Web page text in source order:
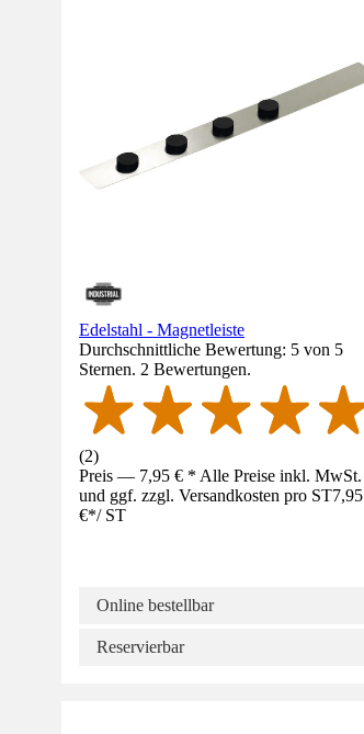
Edelstahl - Magnetleiste
Durchschnittliche Bewertung: 5 von 5
Sternen. 2 Bewertungen.
(2)
Preis — 7,95 € * Alle Preise inkl. MwSt.
und ggf. zzgl. Versandkosten pro ST7,95
€*/ ST
Online bestellbar
Reservierbar